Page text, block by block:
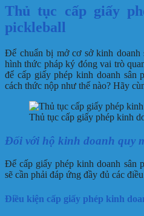
Thủ tục cấp giấy
pickleball
Để chuẩn bị mở cơ sở kinh
hình thức pháp ký đóng vai trò
để cấp giấy phép kinh doanh sân
cách thức nộp như thế nào? Hãy
Thủ tục cấp giấy phép kinh
Đối với hộ kinh doanh quy
Để cấp giấy phép kinh doanh sân
sẽ cần phải đáp ứng đầy đủ các
Điều kiện cấp giấy phép kinh